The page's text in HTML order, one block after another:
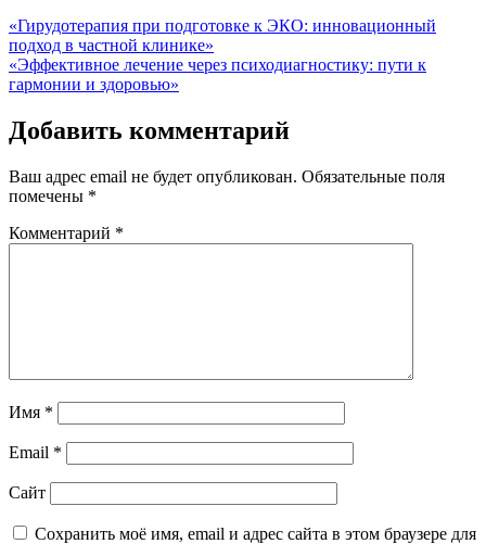
Навигация
по
записям
«Гирудотерапия при подготовке к ЭКО: инновационный
подход в частной клинике»
«Эффективное лечение через психодиагностику: пути к
гармонии и здоровью»
Добавить комментарий
Ваш адрес email не будет опубликован. Обязательные поля
помечены *
Комментарий *
Имя *
Email *
Сайт
Сохранить моё имя, email и адрес сайта в этом браузере для